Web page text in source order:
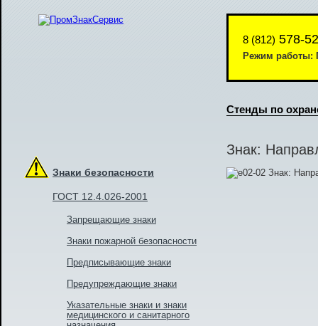
Знаки безопасности
ГОСТ 12.4.026-2001
Запрещающие знаки
Знаки пожарной безопасности
Предписывающие знаки
Предупреждающие знаки
Указательные знаки и знаки
медицинского и санитарного
8 (812) 578-
Режим работы:
Стенды по
Знак: